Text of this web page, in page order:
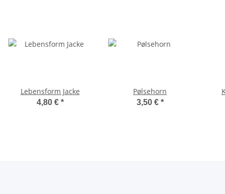
Lebensform Jacke
4,80 € *
Pølsehorn
3,50 € *